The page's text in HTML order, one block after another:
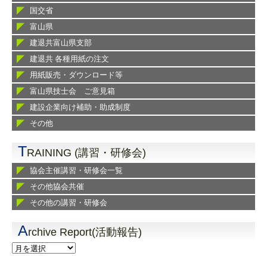
国交省
富山県
建退共富山県支部
建退共 各種用紙の注文
用紙販売・ダウンロード等
富山県技士会 ご意見箱
建設企業向け補助・助成制度
その他
TRAINING (講習・研修会)
協会主催講習・研修会一覧
その他協会共催
その他の講習・研修会
Archive Report(活動報告)